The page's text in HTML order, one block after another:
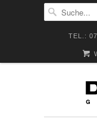
TEL.: